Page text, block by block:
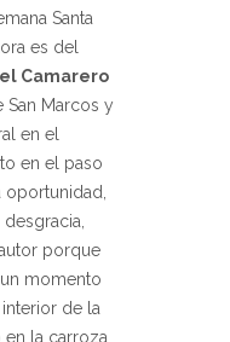
Santa
es del
Camarero
San Marcos y
en el
en el paso
porque
momento
de la
la carroza